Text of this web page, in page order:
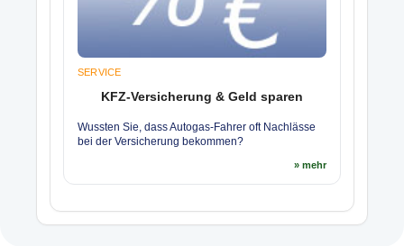
SERVICE
KFZ-Versicherung & Geld sparen
Wussten Sie, dass Autogas-Fahrer oft Nachlässe
bei der Versicherung bekommen?
» mehr